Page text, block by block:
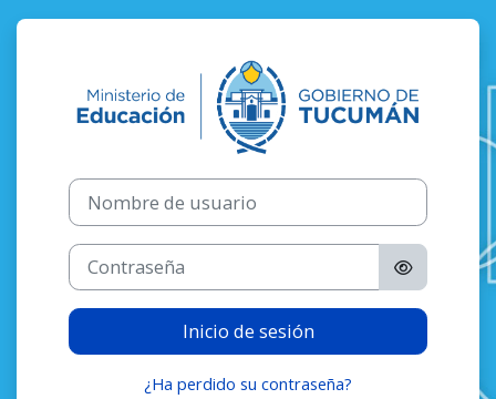
Iniciar sesión
Nombre de usuario
Contraseña
Inicio de sesión
¿Ha perdido su contraseña?